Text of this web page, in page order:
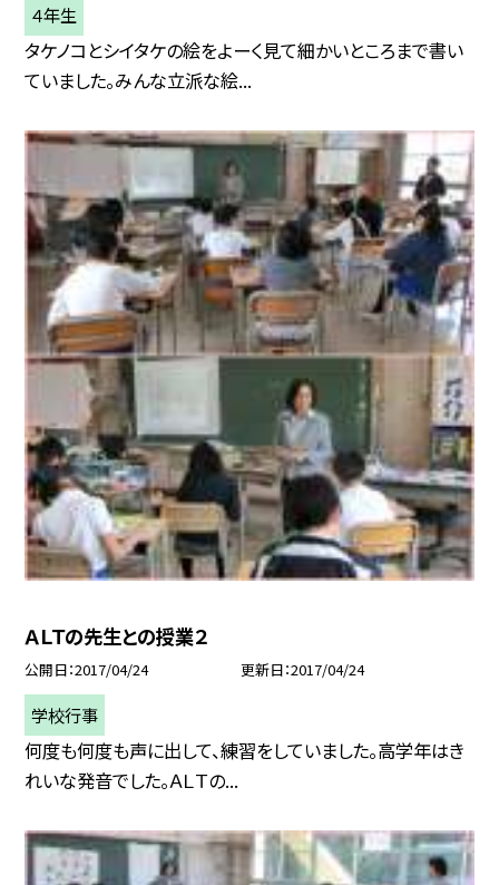
４年生
タケノコとシイタケの絵をよーく見て細かいところまで書い
ていました。みんな立派な絵...
ＡＬＴの先生との授業２
公開日 2017/04/24 更新日 2017/04/24
学校行事
何度も何度も声に出して、練習をしていました。高学年はき
れいな発音でした。ＡＬＴの...